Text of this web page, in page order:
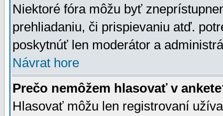
Niektoré fóra môžu byť
prehliadaniu, či prispievaniu atď.
poskytnúť len moderátor a
Návrat hore
Prečo nemôžem hlasovať v
Hlasovať môžu len registrovaní